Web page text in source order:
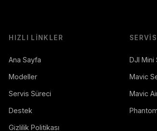
HIZLI LINKLER
Ana Sayfa
Modeller
Servis Süreci
Destek
Gizlilik Politikası
DJI Mini
Mavic
Mavic